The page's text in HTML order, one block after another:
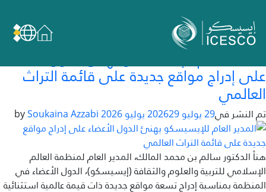
عن الإيسيسكو
الحوكمة
مجال عملنا
مجالات الخبرة
الأمانة العامة للجان الوطنية والمؤتمرات
الشراكات
المستجدات
المستجدات
على إدراج مواقع جديدة على قائمة التراث
العالمي
تم النشر في29 يوليو 2026 29 يوليو 2026 Soukaina Azzabi
هنأ الدكتور سالم بن محمد المالك، المدير العام لمنظمة العالم
الإسلامي للتربية والعلوم والثقافة (إيسيسكو)، الدول الأعضاء في
المنظمة بمناسبة إدراج تسعة مواقع جديدة ذات قيمة عالمية استثنائية